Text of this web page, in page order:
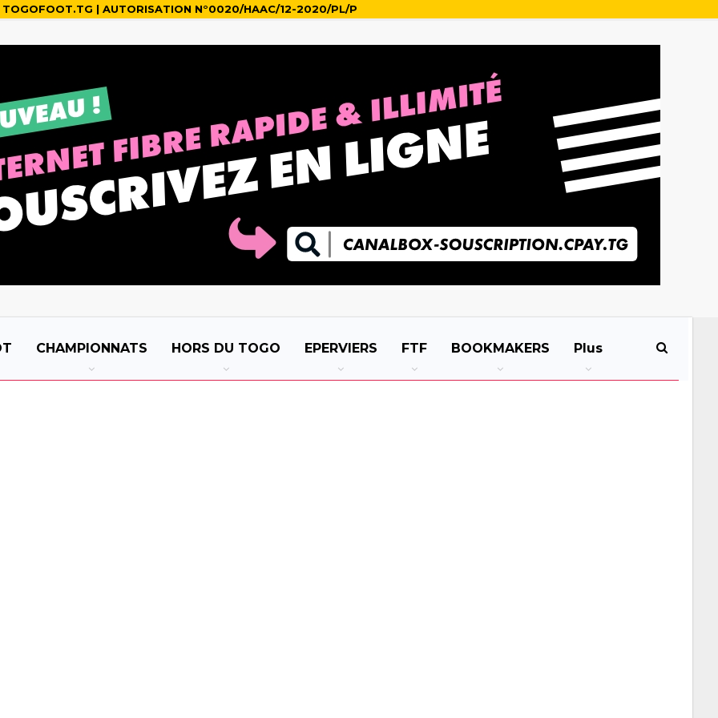
TOGOFOOT.TG | AUTORISATION N°0020/HAAC/12-2020/PL/P
CHAMPIONNATS HORS DU TOGO EPERVIERS FTF BOOKMAKERS Plus